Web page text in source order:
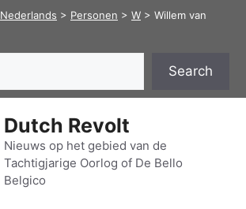
Nederlands > Personen > W > Willem van
Search
Dutch Revolt
Nieuws op het gebied van de
Tachtigjarige Oorlog of De Bello
Belgico